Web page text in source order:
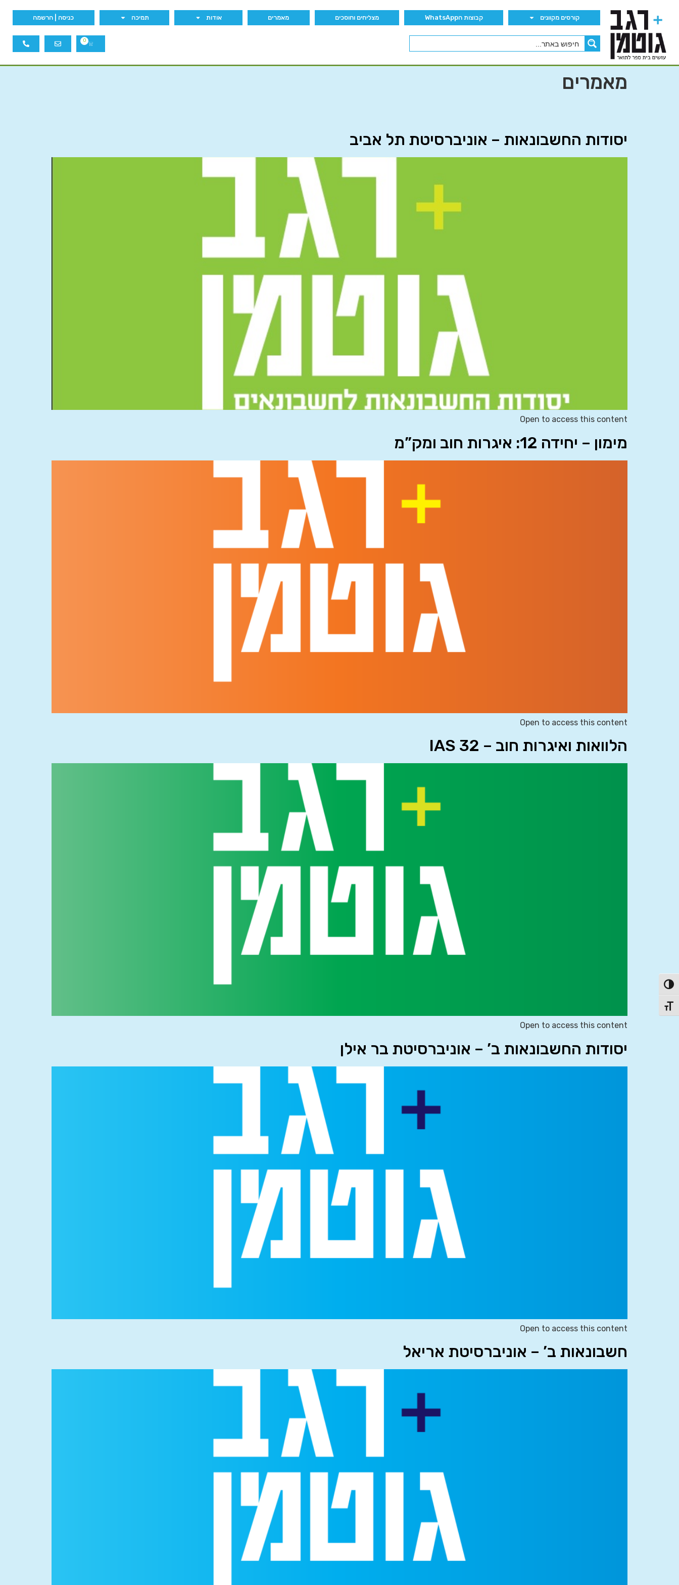
הפעל/כבה ניגודיות גבוהה
מתג גודל גופן
קורסים מקוונים קבוצות הWhatsApp מצליחים וחוסכים מאמרים אודות תמיכה כניסה | הרשמה
0
מאמרים
יסודות החשבונאות – אוניברסיטת תל אביב
Open to access this content
מימון – יחידה 12: איגרות חוב ומק”מ
Open to access this content
הלוואות ואיגרות חוב – IAS 32
Open to access this content
יסודות החשבונאות ב’ – אוניברסיטת בר אילן
Open to access this content
חשבונאות ב’ – אוניברסיטת אריאל